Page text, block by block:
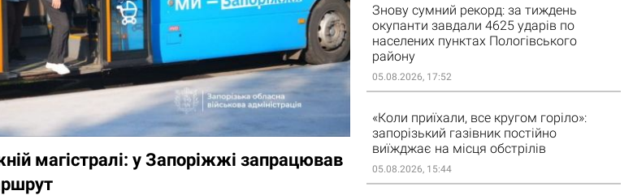
магістралі: у Запоріжжі запрацював
Знову сумний рекорд: за тиждень
окупанти завдали 4625 ударів по
населених пунктах Пологівського
району
05.08.2026, 17:52
«Коли приїхали, все кругом горіло»:
запорізький газівник постійно
виїжджає на місця обстрілів
05.08.2026, 15:44